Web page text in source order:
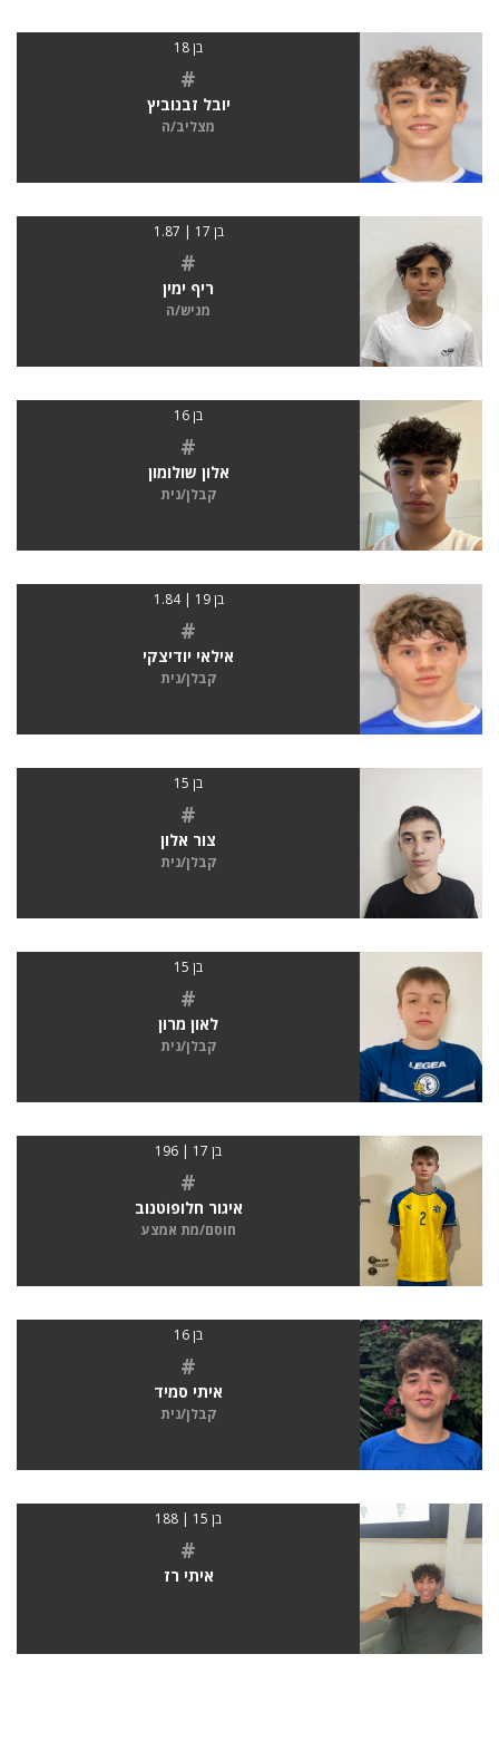
בן 18
#
יובל זבנוביץ
מצליב/ה
בן 17 | 1.87
#
ריף ימין
מגיש/ה
בן 16
#
אלון שולומון
קבלן/נית
בן 19 | 1.84
#
אילאי יודיצקי
קבלן/נית
בן 15
#
צור אלון
קבלן/נית
בן 15
#
לאון מרון
קבלן/נית
בן 17 | 196
#
איגור חלופוטנוב
חוסם/מת אמצע
בן 16
#
איתי סמיד
קבלן/נית
בן 15 | 188
#
איתי רז